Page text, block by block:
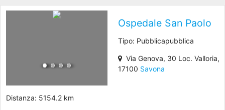
Ospedale San Paolo
Tipo: Pubblicapubblica
Via Genova, 30 Loc. Valloria,
17100 Savona
Distanza: 5154.2 km